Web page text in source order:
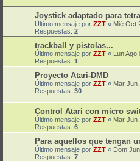
Joystick adaptado para
Último mensaje por ZZT « Mié Oct
Respuestas: 2
trackball y pistolas...
Último mensaje por ZZT « Lun Ago
Respuestas: 1
Proyecto Atari-DMD
Último mensaje por ZZT « Mar Jun
Respuestas: 30
Control Atari con micro
Último mensaje por ZZT « Mar Jun
Respuestas: 6
Para aquellos que tengan
Último mensaje por ZZT « Dom
Respuestas: 7